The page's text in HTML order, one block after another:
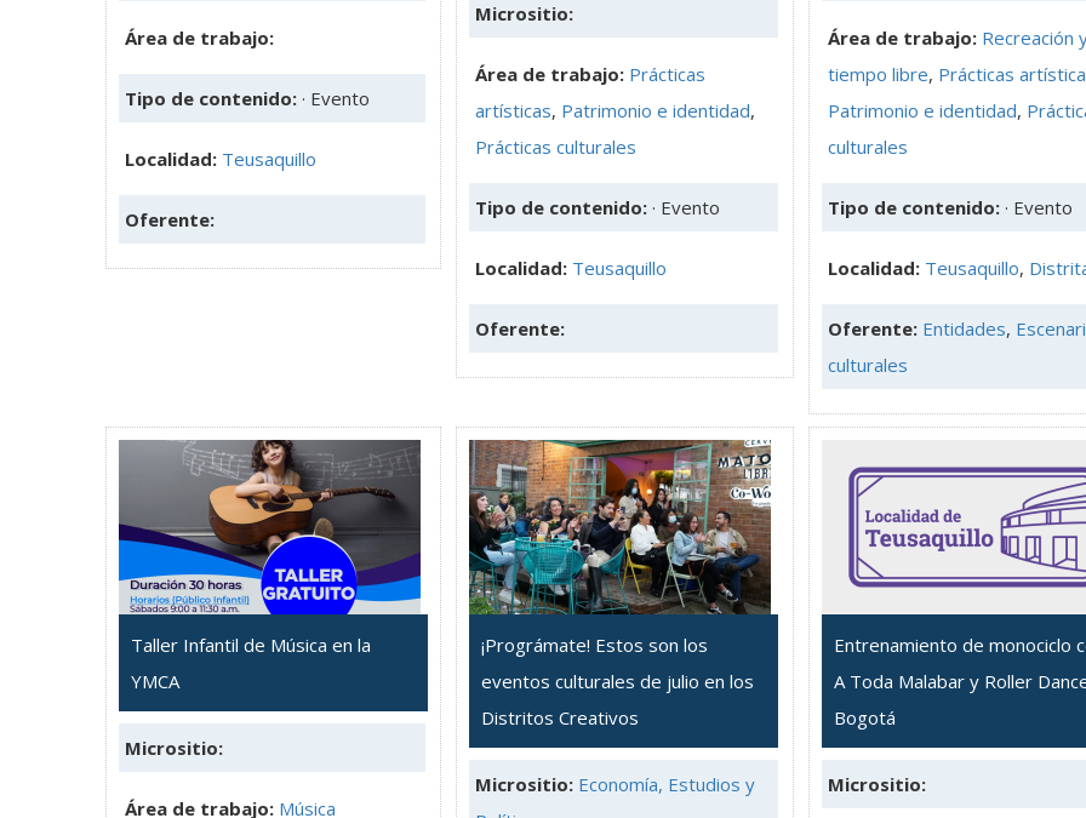
Área de trabajo:
Tipo de contenido: · Evento
Localidad: Teusaquillo
Oferente:
Micrositio:
Área de trabajo: Prácticas
artísticas, Patrimonio e identidad,
Prácticas culturales
Tipo de contenido: · Evento
Localidad: Teusaquillo
Oferente:
Área de trabajo: Recreación
tiempo libre, Prácticas
Patrimonio e identidad,
culturales
Tipo de contenido: · Evento
Localidad: Teusaquillo,
Oferente: Entidades,
culturales
Taller Infantil de Música en la
YMCA
Micrositio:
Área de trabajo: Música
¡Prográmate! Estos son los
eventos culturales de julio en los
Distritos Creativos
Micrositio: Economía, Estudios y
Entrenamiento de monociclo
A Toda Malabar y Roller
Bogotá
Micrositio: